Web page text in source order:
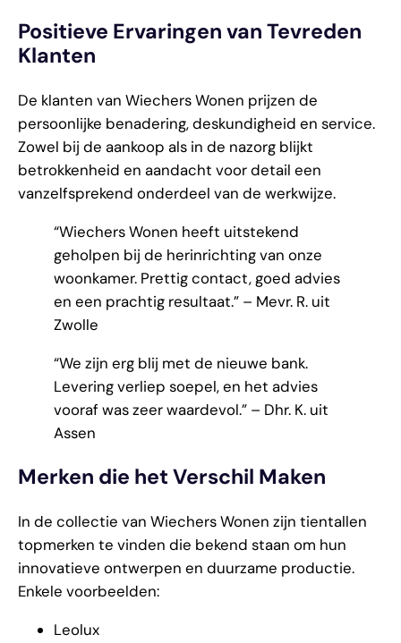
Positieve Ervaringen van Tevreden
Klanten
De klanten van Wiechers Wonen prijzen de
persoonlijke benadering, deskundigheid en service.
Zowel bij de aankoop als in de nazorg blijkt
betrokkenheid en aandacht voor detail een
vanzelfsprekend onderdeel van de werkwijze.
“Wiechers Wonen heeft uitstekend
geholpen bij de herinrichting van onze
woonkamer. Prettig contact, goed advies
en een prachtig resultaat.” – Mevr. R. uit
Zwolle
“We zijn erg blij met de nieuwe bank.
Levering verliep soepel, en het advies
vooraf was zeer waardevol.” – Dhr. K. uit
Assen
Merken die het Verschil Maken
In de collectie van Wiechers Wonen zijn tientallen
topmerken te vinden die bekend staan om hun
innovatieve ontwerpen en duurzame productie.
Enkele voorbeelden:
Leolux